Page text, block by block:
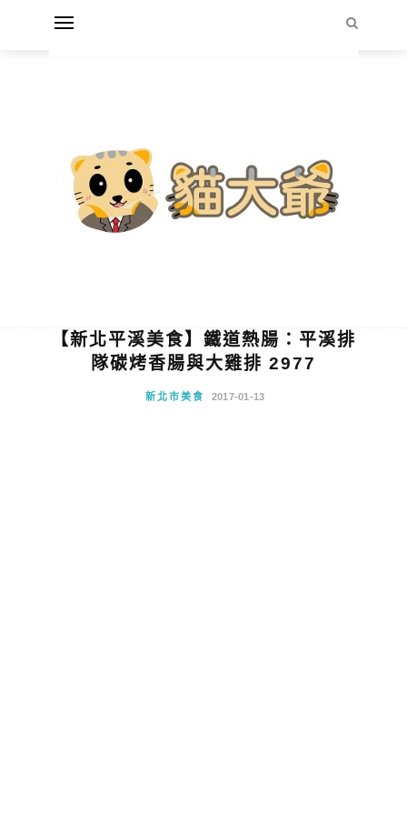
【新北平溪美食】鐵道熱腸：平溪排
隊碳烤香腸與大雞排 2977
新北市美食 2017-01-13